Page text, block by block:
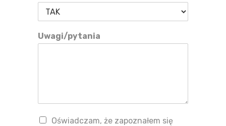
Uwagi/pytania
Oświadczam, że zapoznałem się